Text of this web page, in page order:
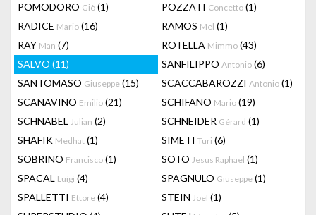
POMODORO Giò (1) POZZATI Concetto (1)
RADICE Mario (16) RAMOS Mel (1)
RAY Man (7) ROTELLA Mimmo (43)
SALVO (11) SANFILIPPO Antonio (6)
SANTOMASO Giuseppe (15) SCACCABAROZZI Antonio (1)
SCANAVINO Emilio (21) SCHIFANO Mario (19)
SCHNABEL Julian (2) SCHNEIDER Gérard (1)
SHAFIK Medhat (1) SIMETI Turi (6)
SOBRINO Francisco (1) SOTO Jesus Raphael (1)
SPACAL Luigi (4) SPAGNULO Giuseppe (1)
SPALLETTI Ettore (4) STEIN Joel (1)